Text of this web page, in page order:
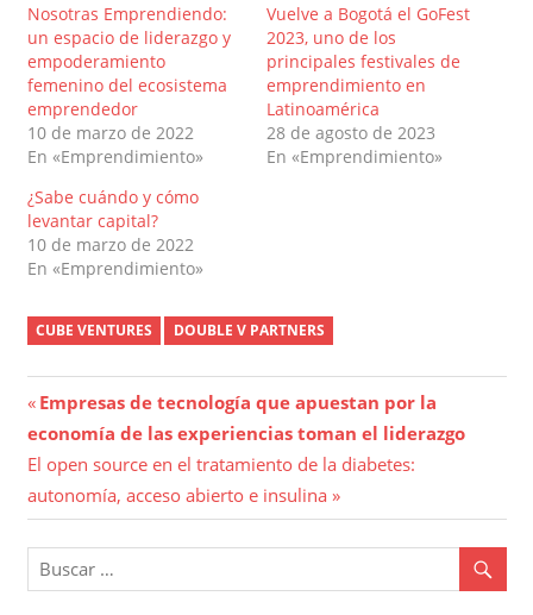
Nosotras Emprendiendo:
un espacio de liderazgo y
empoderamiento
femenino del ecosistema
emprendedor
10 de marzo de 2022
En «Emprendimiento»
Vuelve a Bogotá el GoFest
2023, uno de los
principales festivales de
emprendimiento en
Latinoamérica
28 de agosto de 2023
En «Emprendimiento»
¿Sabe cuándo y cómo
levantar capital?
10 de marzo de 2022
En «Emprendimiento»
CUBE VENTURES DOUBLE V PARTNERS
Navegación
de
entradas
Entrada
anterior:
Empresas de tecnología que apuestan por la
economía de las experiencias toman el liderazgo
Entrada
siguiente:
El open source en el tratamiento de la diabetes:
autonomía, acceso abierto e insulina